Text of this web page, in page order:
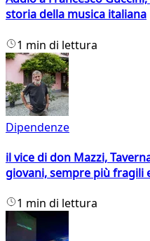
storia della musica italiana
1 min di lettura
Dipendenze
il vice di don Mazzi,
giovani, sempre più fragili
1 min di lettura